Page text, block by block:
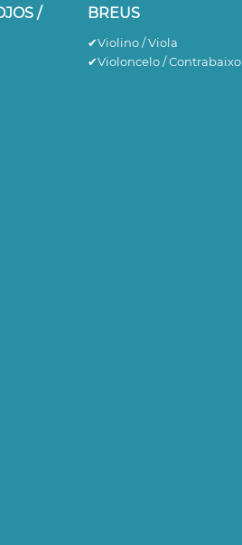
/
BREUS
✔Violino / Viola
✔Violoncelo / Contrabaixo